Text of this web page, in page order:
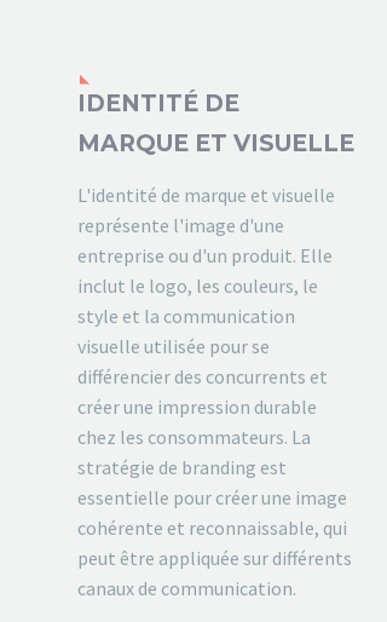
IDENTITÉ DE
MARQUE ET VISUELLE
L'identité de marque et visuelle
représente l'image d'une
entreprise ou d'un produit. Elle
inclut le logo, les couleurs, le
style et la communication
visuelle utilisée pour se
différencier des concurrents et
créer une impression durable
chez les consommateurs. La
stratégie de branding est
essentielle pour créer une image
cohérente et reconnaissable, qui
peut être appliquée sur différents
canaux de communication.